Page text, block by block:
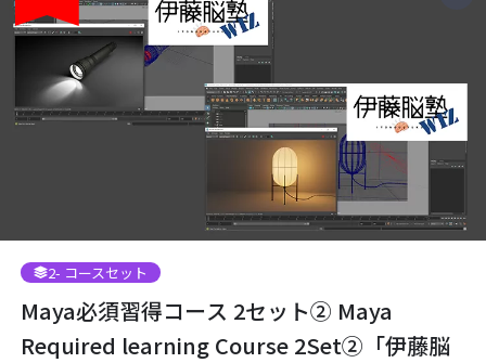
2- コースセット
Maya必須習得コース 2セット② Maya
Required learning Course 2Set②「伊藤脳